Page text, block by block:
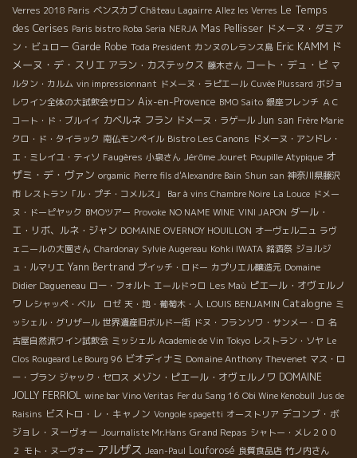
Verres 2018 Paris ベンスカブ Château Lagairre Allez les Verres Le Temps
des Cerises Paris bistro Roba Seria NERJA Mas Pellisser ドメーヌ・ダミア
ン・ビュロー Garde Robe Toda President カンヌのレランス島 Eric KAMM ド
メーヌ・デ・スリエ アラン・カステックス 藤木さん コート・デュ・ピ マ
ルタン・カルム vin impressionnant ドメーヌ・ラピエール Cuvée Plussard ボジョ
レワイン全体の大試飲会サロン Aix-en-Provence BMO Saito 銀座フレンチ ＡＣ
コート・ド・ブルイイ カベルネ フラン ドメーヌ・ラゲール Jun san Frère Marie
クロ・ド・タイラック 南仏モンペイル Bistro Les Canons ドメーヌ・アンドレ・
エ・ミレイユ・ティソ Faugères 小泉さん Jérôme Jouret Poupille Atypique オ
ザミ・デ・ヴァン orgamic Pierre fils d'Alexandre Bain Shun san 神奈川県藤沢
市 レストラン「ル・プチ・コメルス」 Bar à vins Chambre Noire La Louce ドメー
ヌ・ドーピヤック BMOツアー Provoke NO NAME WINE VINI JAPON ダール・
エ・リボ、ルネ・ジャン DOMAINE OVERNOY HOUILLON オーヴェルニュ ラヴ
ェニールの大園さん Chardonay Sylvie Augereau Kohki IWATA 銘酒祭 ジョルジ
ュ・ルマリエ Yann Bertrand プイッチ・ロドー カプリエル醸造元 Domaine
Didier Dagueneau ロー・フォルト エールドゥロ Les Maù ピエール・オヴェルノ
ワ レシャッペ・ベル ロゼ 天・地・葡萄木・人 LOUIS BENJAMIN Catalogne ミ
ッシェル・グリザール 世界遺産旧ボルドー街 ドヌ・フランソワ・サンメー・ロ 名
古屋自然派ワイン試飲会 ミッシェル Academie de Vin Tokyo レストラン・ソヤ Le
Clos Rougeard Le Bourg 96 ビオディナミ Domaine Anthony Thevenet マス・ロ
ー・ブラン ジャック・セロス メゾン・ピエール・オヴェルノワ DOMAINE
JOLLY FERRIOL wine bar Vino Veritas Fer du Sang 16 Obi Wine Kenobull Jus de
Raisins ビストロ・レ・キャノン Vongole spagetti オーストリア デコンブ・ボ
ジョレ・ヌーヴォー Journaliste Mr.Hans Grand Repas シャトー・メレ２００
２ モト・ヌーヴォー アルザス Jean-Paul Louforosé 良質食品店 竹ノ内さん